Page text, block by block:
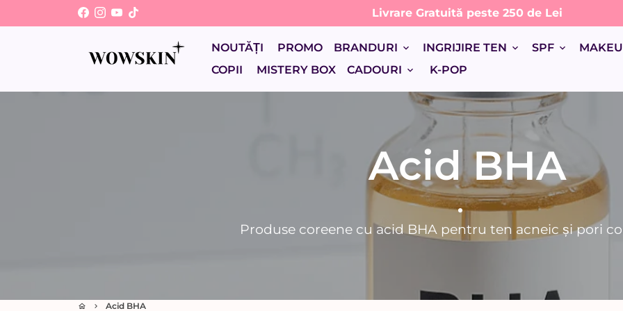
la
Livrare Gratuită peste 250 de Lei
NOUTĂȚI PROMO BRANDURI keyboard_arrow_down INGRIJIRE TEN keyboard_arrow_down SPF keyboard_arrow_down
COPII MISTERY BOX CADOURI keyboard_arrow_down K-POP
Acid BHA
Produse coreene cu acid BHA pentru ten acneic și pori
home keyboard_arrow_right Acid BHA